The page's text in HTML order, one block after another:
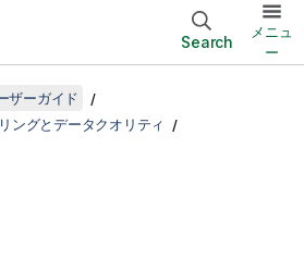
Search
メニュ
ー
ザーガイド
ングとデータクオリティ